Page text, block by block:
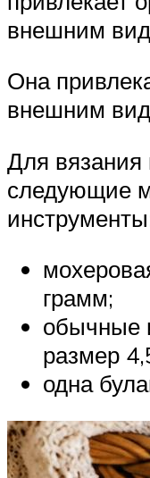
внешним
Она
внешним
Для вязания
следующие
грамм;
обычные
размер
одна